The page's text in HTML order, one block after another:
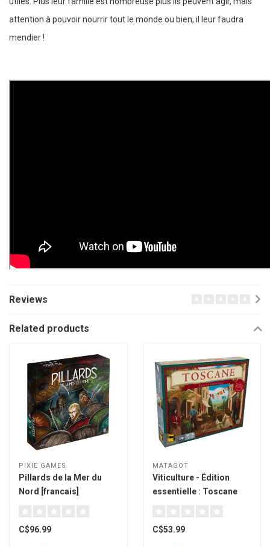
attention à pouvoir nourrir tout le monde ou bien, il leur faudra
mendier !
Reviews
Related products
PIXIE GAMES
Pillards de la Mer du
Nord [francais]
C$96.99
MATAGOT
Viticulture - Édition
essentielle : Toscane
C$53.99